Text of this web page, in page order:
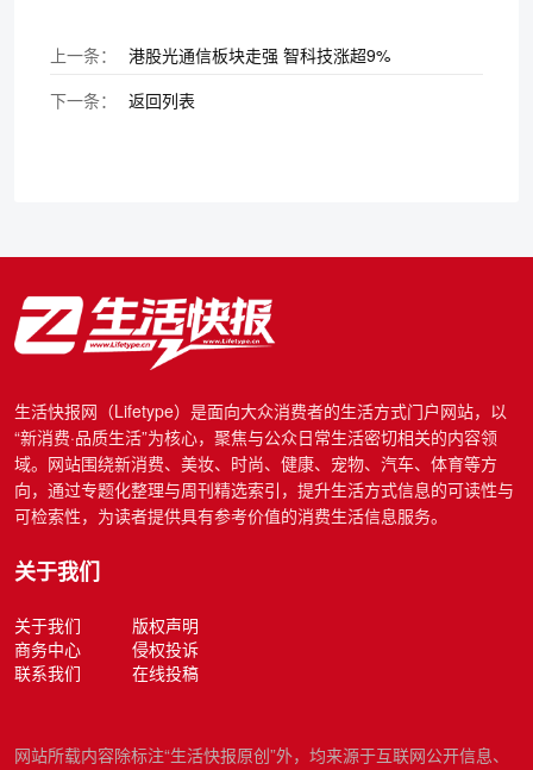
上一条：
港股光通信板块走强 智科技涨超9%
下一条：
返回列表
生活快报网（Lifetype）是面向大众消费者的生活方式门户网站，以
“新消费·品质生活”为核心，聚焦与公众日常生活密切相关的内容领
域。网站围绕新消费、美妆、时尚、健康、宠物、汽车、体育等方
向，通过专题化整理与周刊精选索引，提升生活方式信息的可读性与
可检索性，为读者提供具有参考价值的消费生活信息服务。
关于我们
关于我们
版权声明
商务中心
侵权投诉
联系我们
在线投稿
网站所载内容除标注“生活快报原创”外，均来源于互联网公开信息、